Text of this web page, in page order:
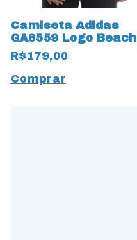
Camiseta Adidas
GA8559 Logo Beach
Sports Preto
R$179,00
Comprar